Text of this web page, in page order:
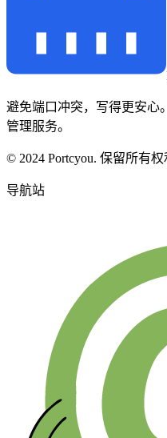
避免端口冲突，写得更安心
管理服务。
© 2024 Portcyou. 保留所有权
导航站